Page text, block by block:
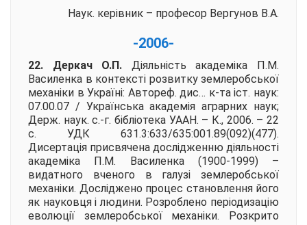
Наук. керівник – професор Вергунов В.А.
-2006-
22. Деркач О.П.
Діяльність академіка П.М.
Василенка в контексті розвитку землеробської
механіки в Україні: Автореф. дис… к-та іст. наук:
07.00.07 / Українська академія аграрних наук;
Держ. наук. с.-г. бібліотека УААН. – К., 2006. – 22
с. УДК 631.3:633/635:001.89(092)(477).
Дисертація присвячена дослідженню діяльності
академіка П.М. Василенка (1900-1999) –
видатного вченого в галузі землеробської
механіки. Досліджено процес становлення його
як науковця і людини. Розроблено періодизацію
еволюції землеробської механіки. Розкрито